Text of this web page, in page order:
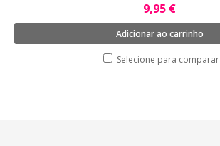
9,95 €
Adicionar ao carrinho
Selecione para comparar